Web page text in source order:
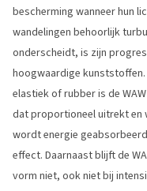
bescherming wanneer hun
wandelingen behoorlijk
onderscheidt, is zijn
hoogwaardige
elastiek of rubber is de
dat proportioneel uitrekt
wordt energie
effect. Daarnaast blijft de
vorm niet, ook niet bij